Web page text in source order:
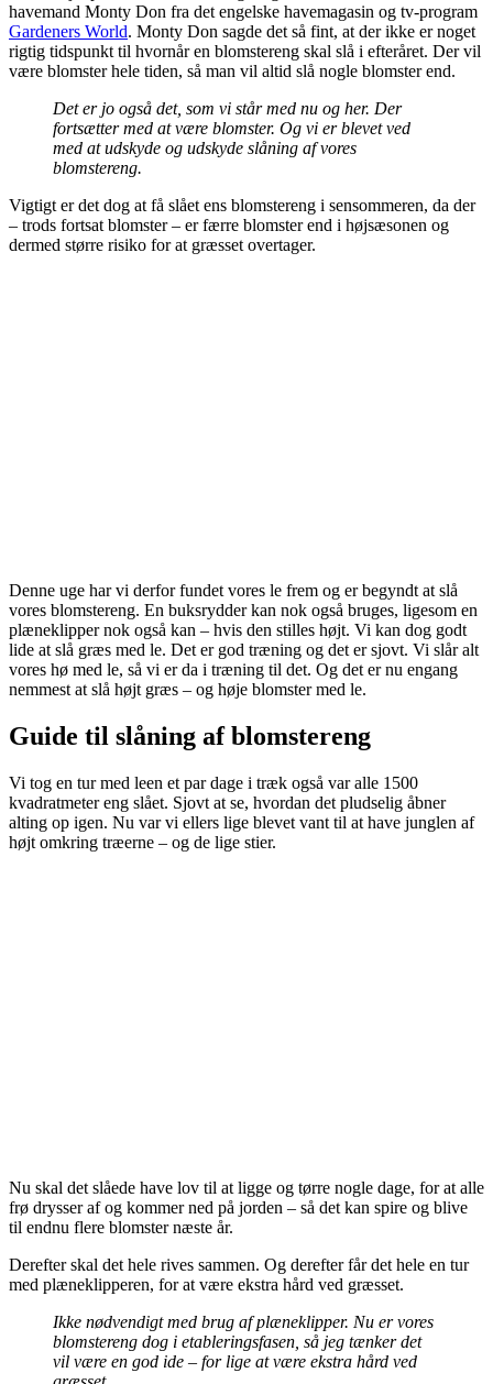
havemand Monty Don fra det engelske havemagasin og tv-program
Gardeners World. Monty Don sagde det så fint, at der ikke er noget
rigtig tidspunkt til hvornår en blomstereng skal slå i efteråret. Der vil
være blomster hele tiden, så man vil altid slå nogle blomster end.
Det er jo også det, som vi står med nu og her. Der
fortsætter med at være blomster. Og vi er blevet ved
med at udskyde og udskyde slåning af vores
blomstereng.
Vigtigt er det dog at få slået ens blomstereng i sensommeren, da der
– trods fortsat blomster – er færre blomster end i højsæsonen og
dermed større risiko for at græsset overtager.
Denne uge har vi derfor fundet vores le frem og er begyndt at slå
vores blomstereng. En buksrydder kan nok også bruges, ligesom en
plæneklipper nok også kan – hvis den stilles højt. Vi kan dog godt
lide at slå græs med le. Det er god træning og det er sjovt. Vi slår alt
vores hø med le, så vi er da i træning til det. Og det er nu engang
nemmest at slå højt græs – og høje blomster med le.
Guide til slåning af blomstereng
Vi tog en tur med leen et par dage i træk også var alle 1500
kvadratmeter eng slået. Sjovt at se, hvordan det pludselig åbner
alting op igen. Nu var vi ellers lige blevet vant til at have junglen af
højt omkring træerne – og de lige stier.
Nu skal det slåede have lov til at ligge og tørre nogle dage, for at alle
frø drysser af og kommer ned på jorden – så det kan spire og blive
til endnu flere blomster næste år.
Derefter skal det hele rives sammen. Og derefter får det hele en tur
med plæneklipperen, for at være ekstra hård ved græsset.
Ikke nødvendigt med brug af plæneklipper. Nu er vores
blomstereng dog i etableringsfasen, så jeg tænker det
vil være en god ide – for lige at være ekstra hård ved